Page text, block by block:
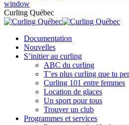
window
Curling Québec
Documentation
Nouvelles
S’initier au curling
ABC du curling
T’es plus curling que tu
Curling 101 entre femmes
Location de glaces
Un sport pour tous
Trouver un club
Programmes et services